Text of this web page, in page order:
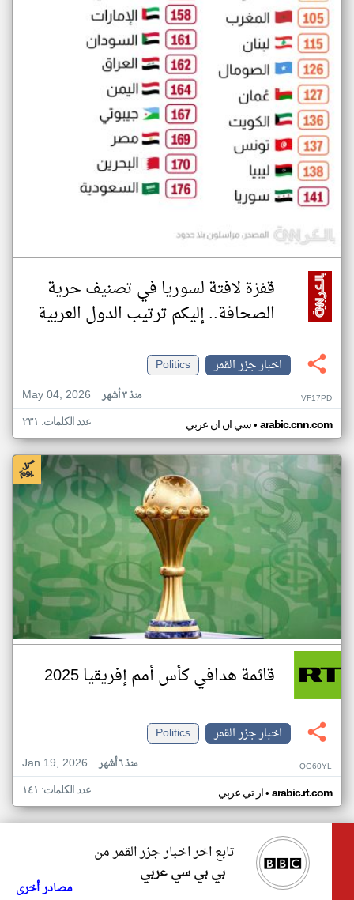
قفزة لافتة لسوريا في تصنيف حرية
الصحافة.. إليكم ترتيب الدول العربية
اخبار جزر القمر
Politics
May 04, 2026
منذ ٣ أشهر VF17PD
سي ان ان عربي• arabic.cnn.com عدد الكلمات: ٢٣١
قائمة هدافي كأس أمم إفريقيا 2025
اخبار جزر القمر
Politics
Jan 19, 2026
منذ ٦ أشهر QG60YL
ار تي عربي• arabic.rt.com عدد الكلمات: ١٤١
تابع اخر اخبار جزر القمر من
بي بي سي عربي
مصادر أخرى